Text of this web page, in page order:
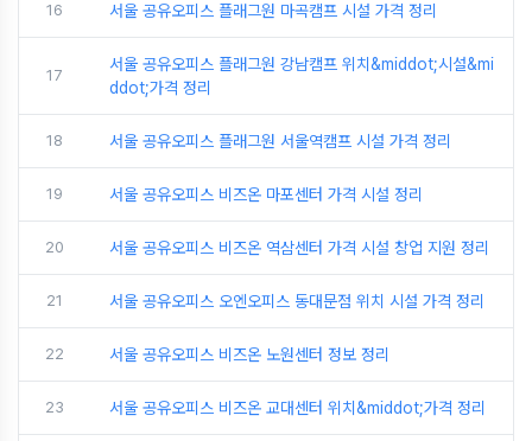
16 서울 공유오피스 플래그원 마곡캠프 시설 가격 정리
17
서울 공유오피스 플래그원 강남캠프 위치&middot;시설&mi
ddot;가격 정리
18 서울 공유오피스 플래그원 서울역캠프 시설 가격 정리
19 서울 공유오피스 비즈온 마포센터 가격 시설 정리
20 서울 공유오피스 비즈온 역삼센터 가격 시설 창업 지원 정리
21 서울 공유오피스 오엔오피스 동대문점 위치 시설 가격 정리
22 서울 공유오피스 비즈온 노원센터 정보 정리
23 서울 공유오피스 비즈온 교대센터 위치&middot;가격 정리